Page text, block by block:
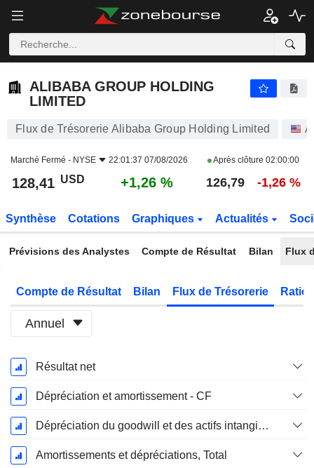
ALIBABA GROUP HOLDING
LIMITED
Flux de Trésorerie Alibaba Group Holding Limited
Marché Fermé - NYSE 22:01:37 07/08/2026 Après clôture 02:00:00
128,41 USD +1,26 % 126,79 -1,26 %
Synthèse Cotations Graphiques Actualités
Prévisions des Analystes Compte de Résultat Bilan Flux
Compte de Résultat Bilan Flux de Trésorerie
Annuel
Période
Fiscale:
Mars
Résultat net
Dépréciation et amortissement - CF
Dépréciation du goodwill et des actifs intangibles
Amortissements et dépréciations, Total